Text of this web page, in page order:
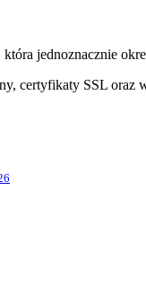
jednoznacznie
certyfikaty SSL oraz